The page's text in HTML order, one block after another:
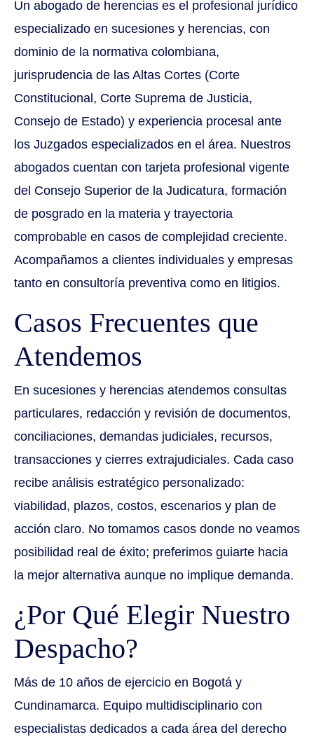
Un abogado de herencias es el profesional jurídico
especializado en sucesiones y herencias, con
dominio de la normativa colombiana,
jurisprudencia de las Altas Cortes (Corte
Constitucional, Corte Suprema de Justicia,
Consejo de Estado) y experiencia procesal ante
los Juzgados especializados en el área. Nuestros
abogados cuentan con tarjeta profesional vigente
del Consejo Superior de la Judicatura, formación
de posgrado en la materia y trayectoria
comprobable en casos de complejidad creciente.
Acompañamos a clientes individuales y empresas
tanto en consultoría preventiva como en litigios.
Casos Frecuentes que
Atendemos
En sucesiones y herencias atendemos consultas
particulares, redacción y revisión de documentos,
conciliaciones, demandas judiciales, recursos,
transacciones y cierres extrajudiciales. Cada caso
recibe análisis estratégico personalizado:
viabilidad, plazos, costos, escenarios y plan de
acción claro. No tomamos casos donde no veamos
posibilidad real de éxito; preferimos guiarte hacia
la mejor alternativa aunque no implique demanda.
¿Por Qué Elegir Nuestro
Despacho?
Más de 10 años de ejercicio en Bogotá y
Cundinamarca. Equipo multidisciplinario con
especialistas dedicados a cada área del derecho